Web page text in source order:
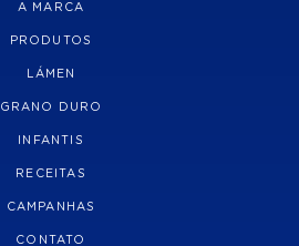
A MARCA
PRODUTOS
LÁMEN
GRANO DURO
INFANTIS
RECEITAS
CAMPANHAS
CONTATO